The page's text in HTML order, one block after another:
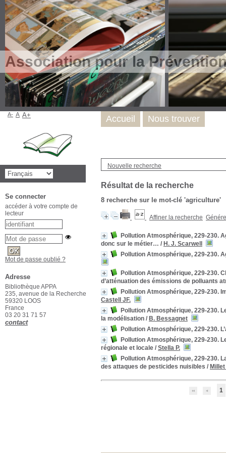
Association pour la
Nouvelle recherche
Résultat de la recherche
8 recherche sur le mot-clé 'agriculture'
Affiner la recherche
Pollution Atmosphérique, 229-230.
donc sur le métier… / H. J. Scarwell
Pollution Atmosphérique, 229-230.
Pollution Atmosphérique, 229-230.
d’atténuation des émissions de polluants
Pollution Atmosphérique, 229-230.
Castell JF.
Pollution Atmosphérique, 229-230.
la modélisation / B. Bessagnet
Pollution Atmosphérique, 229-230.
Pollution Atmosphérique, 229-230.
régionale et locale / Stella P.
Pollution Atmosphérique, 229-230.
des attaques de pesticides nuisibles / Millet
1
Accueil Nous trouver
A- A A+
Se connecter
accéder à votre compte de
lecteur
Mot de passe oublié ?
Adresse
Bibliothèque APPA
235, avenue de la Recherche
59320 LOOS
France
03 20 31 71 57
contact